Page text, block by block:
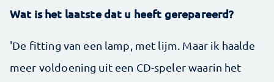
Wat is het laatste dat u heeft gerepareerd?
'De fitting van een lamp, met lijm. Maar ik haalde
meer voldoening uit een CD-speler waarin het